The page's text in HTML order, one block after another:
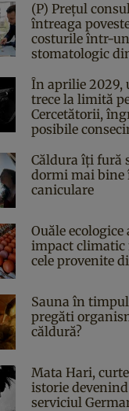
(P) Prețul
întreaga
costurile într-
stomatologic
În aprilie 2029,
trece la limită
Cercetătorii,
posibile
Căldura îți fură
dormi mai bine
caniculare
Ouăle ecologice
impact climatic
cele provenite
Sauna în
pregăti
căldură?
Mata Hari,
istorie
serviciul